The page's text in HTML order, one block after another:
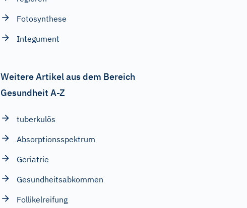
Fotosynthese
Integument
Weitere Artikel aus dem Bereich
Gesundheit A-Z
tuberkulös
Absorptionsspektrum
Geriatrie
Gesundheitsabkommen
Follikelreifung